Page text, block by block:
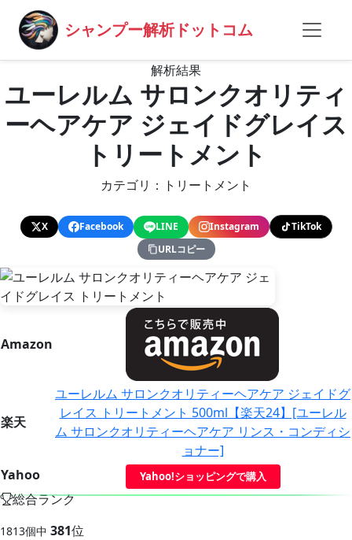
シャンプー解析ドットコム
解析結果
ユーレルム サロンクオリティ
ーヘアケア ジェイドグレイス
トリートメント
カテゴリ：トリートメント
X Facebook LINE Instagram
TikTok
URLコピー
Amazon
楽天
ユーレルム サロンクオリティーヘアケア ジェイドグ
レイス トリートメント 500ml【楽天24】[ユーレル
ム サロンクオリティーヘアケア リンス・コンディシ
ョナー]
Yahoo
Yahoo!ショッピングで購入
総合ランク
1813個中 381位